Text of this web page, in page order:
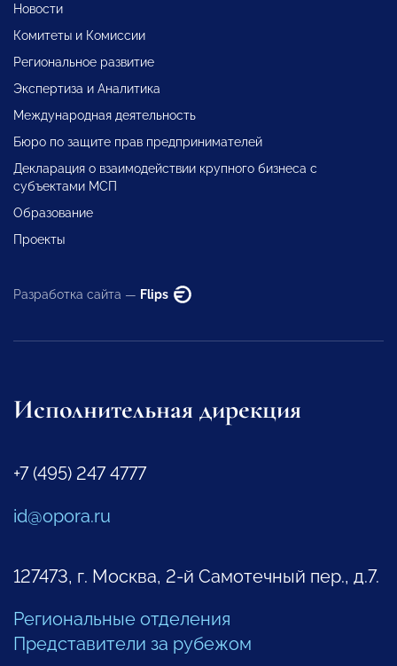
Новости
Комитеты и Комиссии
Региональное развитие
Экспертиза и Аналитика
Международная деятельность
Бюро по защите прав предпринимателей
Декларация о взаимодействии крупного бизнеса с
субъектами МСП
Образование
Проекты
Разработка сайта — Flips
Исполнительная дирекция
+7 (495) 247 4777
id@opora.ru
127473, г. Москва, 2-й Самотечный пер., д.7.
Региональные отделения
Представители за рубежом